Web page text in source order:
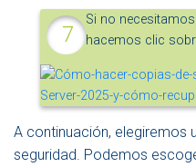
Si no
hacemos clic
A continuación, elegiremos
seguridad. Podemos